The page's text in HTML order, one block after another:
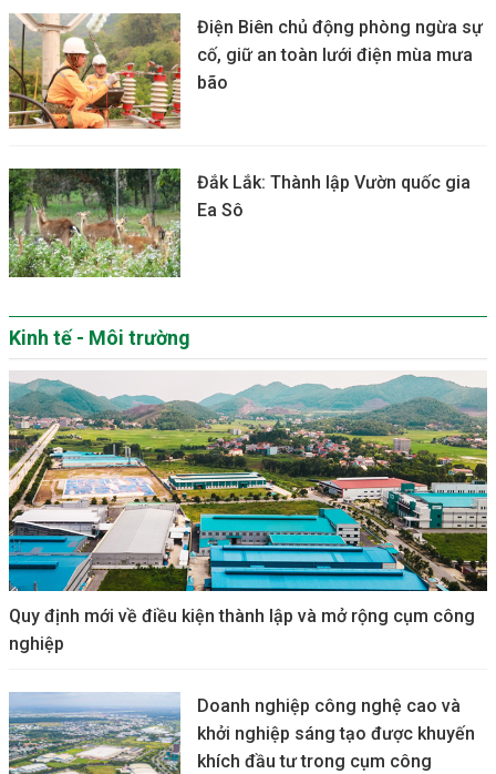
Điện Biên chủ động phòng ngừa sự
cố, giữ an toàn lưới điện mùa mưa
bão
Đắk Lắk: Thành lập Vườn quốc gia
Ea Sô
Kinh tế - Môi trường
Quy định mới về điều kiện thành lập và mở rộng cụm công
nghiệp
Doanh nghiệp công nghệ cao và
khởi nghiệp sáng tạo được khuyến
khích đầu tư trong cụm công